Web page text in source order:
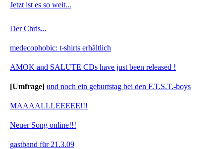
Jetzt ist es so weit...
Der Chris...
medecophobic: t-shirts erhältlich
AMOK and SALUTE CDs have just been released !
[Umfrage] und noch ein geburtstag bei den F.T.S.T.-boys
MAAAALLLEEEEE!!!
Neuer Song online!!!
gastband für 21.3.09